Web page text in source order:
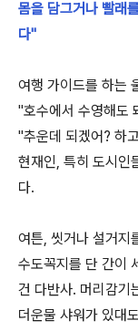
몸을 담그거나 빨래
다"
여행 가이드를 하는
"호수에서 수영해도
"추운데 되겠어? 하
현재인, 특히 도시인
다.
여튼, 씻거나 설거지
수도꼭지를 단 간이
건 다반사. 머리감기
더운물 샤워가 있대